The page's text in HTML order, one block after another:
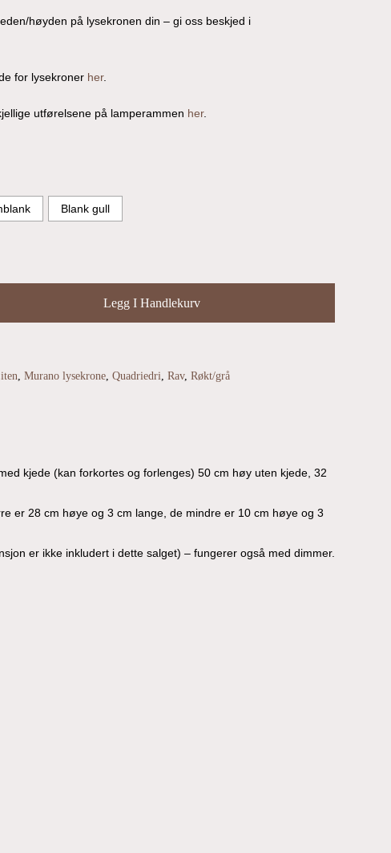
høyden på lysekronen din – gi oss beskjed i
for lysekroner her.
utførelsene på lamperammen her.
Blank gull
Legg I Handlekurv
, Murano lysekrone, Quadriedri, Rav, Røkt/grå
kjede (kan forkortes og forlenges) 50 cm høy uten kjede, 32
er 28 cm høye og 3 cm lange, de mindre er 10 cm høye og 3
er ikke inkludert i dette salget) – fungerer også med dimmer.